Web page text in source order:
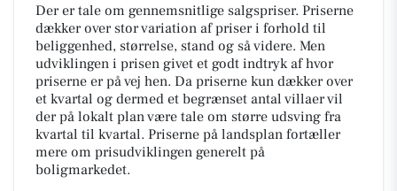
Der er tale om gennemsnitlige salgspriser. Priserne
dækker over stor variation af priser i forhold til
beliggenhed, størrelse, stand og så videre. Men
udviklingen i prisen givet et godt indtryk af hvor
priserne er på vej hen. Da priserne kun dækker over
et kvartal og dermed et begrænset antal villaer vil
der på lokalt plan være tale om større udsving fra
kvartal til kvartal. Priserne på landsplan fortæller
mere om prisudviklingen generelt på
boligmarkedet.